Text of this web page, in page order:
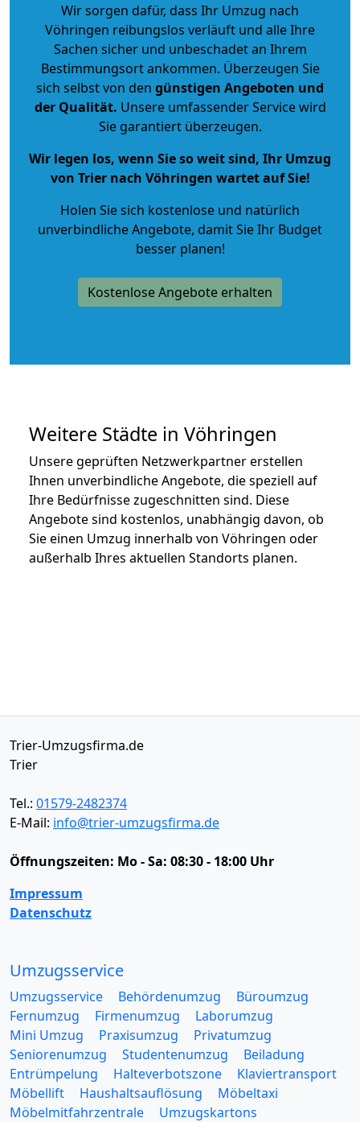
Wir sorgen dafür, dass Ihr Umzug nach
Vöhringen reibungslos verläuft und alle Ihre
Sachen sicher und unbeschadet an Ihrem
Bestimmungsort ankommen. Überzeugen Sie
sich selbst von den günstigen Angeboten und
der Qualität. Unsere umfassender Service wird
Sie garantiert überzeugen.
Wir legen los, wenn Sie so weit sind, Ihr Umzug
von Trier nach Vöhringen wartet auf Sie!
Holen Sie sich kostenlose und natürlich
unverbindliche Angebote, damit Sie Ihr Budget
besser planen!
Kostenlose Angebote erhalten
Weitere Städte in Vöhringen
Unsere geprüften Netzwerkpartner erstellen
Ihnen unverbindliche Angebote, die speziell auf
Ihre Bedürfnisse zugeschnitten sind. Diese
Angebote sind kostenlos, unabhängig davon, ob
Sie einen Umzug innerhalb von Vöhringen oder
außerhalb Ihres aktuellen Standorts planen.
Trier-Umzugsfirma.de
Trier
Tel.: 01579-2482374
E-Mail: info@trier-umzugsfirma.de
Öffnungszeiten: Mo - Sa: 08:30 - 18:00 Uhr
Impressum
Datenschutz
Umzugsservice
Umzugsservice Behördenumzug
Büroumzug
Fernumzug
Firmenumzug
Laborumzug
Mini Umzug
Praxisumzug
Privatumzug
Seniorenumzug
Studentenumzug
Beiladung
Entrümpelung
Halteverbotszone
Klaviertransport
Möbellift
Haushaltsauflösung
Möbeltaxi
Möbelmitfahrzentrale
Umzugskartons